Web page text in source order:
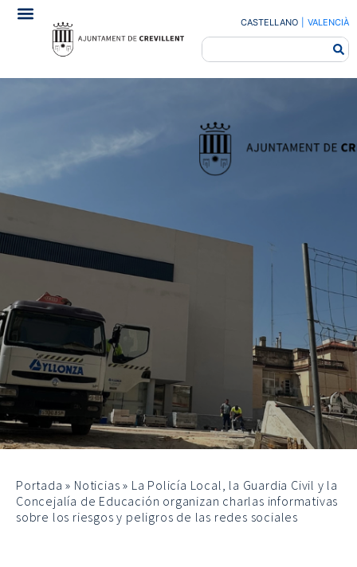
CASTELLANO VALENCIÀ
Portada » Noticias » La Policía Local, la Guardia Civil y la
Concejalía de Educación organizan charlas informativas
sobre los riesgos y peligros de las redes sociales